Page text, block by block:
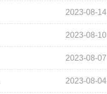
2023-08-14
2023-08-10
2023-08-07
2023-08-04